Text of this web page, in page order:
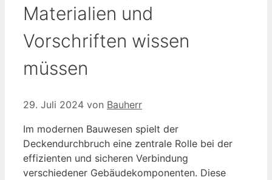
Materialien und
Vorschriften wissen
müssen
29. Juli 2024 von Bauherr
Im modernen Bauwesen spielt der
Deckendurchbruch eine zentrale Rolle bei der
effizienten und sicheren Verbindung
verschiedener Gebäudekomponenten. Diese